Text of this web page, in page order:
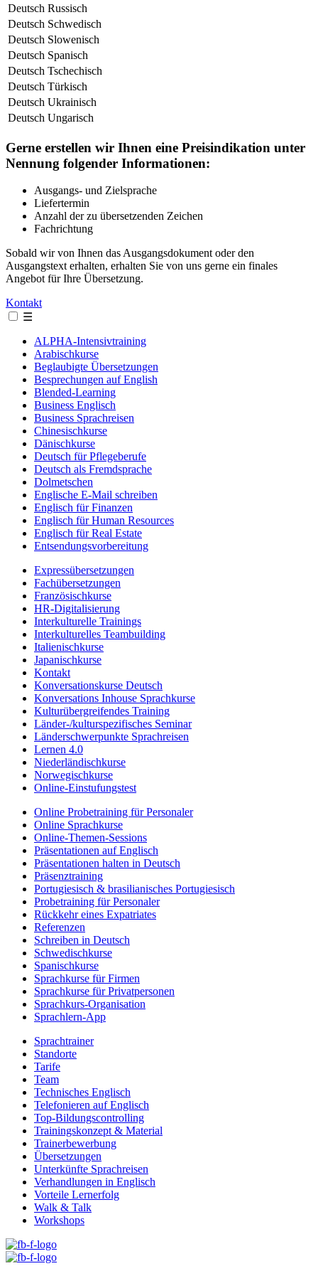
Deutsch Russisch
Deutsch Schwedisch
Deutsch Slowenisch
Deutsch Spanisch
Deutsch Tschechisch
Deutsch Türkisch
Deutsch Ukrainisch
Deutsch Ungarisch
Gerne erstellen wir Ihnen eine Preisindikation unter
Nennung folgender Informationen:
Ausgangs- und Zielsprache
Liefertermin
Anzahl der zu übersetzenden Zeichen
Fachrichtung
Sobald wir von Ihnen das Ausgangsdokument oder den
Ausgangstext erhalten, erhalten Sie von uns gerne ein finales
Angebot für Ihre Übersetzung.
Kontakt
☰
ALPHA-Intensivtraining
Arabischkurse
Beglaubigte Übersetzungen
Besprechungen auf English
Blended-Learning
Business Englisch
Business Sprachreisen
Chinesischkurse
Dänischkurse
Deutsch für Pflegeberufe
Deutsch als Fremdsprache
Dolmetschen
Englische E-Mail schreiben
Englisch für Finanzen
Englisch für Human Resources
Englisch für Real Estate
Entsendungsvorbereitung
Expressübersetzungen
Fachübersetzungen
Französischkurse
HR-Digitalisierung
Interkulturelle Trainings
Interkulturelles Teambuilding
Italienischkurse
Japanischkurse
Kontakt
Konversationskurse Deutsch
Konversations Inhouse Sprachkurse
Kulturübergreifendes Training
Länder-/kulturspezifisches Seminar
Länderschwerpunkte Sprachreisen
Lernen 4.0
Niederländischkurse
Norwegischkurse
Online-Einstufungstest
Online Probetraining für Personaler
Online Sprachkurse
Online-Themen-Sessions
Präsentationen auf Englisch
Präsentationen halten in Deutsch
Präsenztraining
Portugiesisch & brasilianisches Portugiesisch
Probetraining für Personaler
Rückkehr eines Expatriates
Referenzen
Schreiben in Deutsch
Schwedischkurse
Spanischkurse
Sprachkurse für Firmen
Sprachkurse für Privatpersonen
Sprachkurs-Organisation
Sprachlern-App
Sprachtrainer
Standorte
Tarife
Team
Technisches Englisch
Telefonieren auf Englisch
Top-Bildungscontrolling
Trainingskonzept & Material
Trainerbewerbung
Übersetzungen
Unterkünfte Sprachreisen
Verhandlungen in Englisch
Vorteile Lernerfolg
Walk & Talk
Workshops